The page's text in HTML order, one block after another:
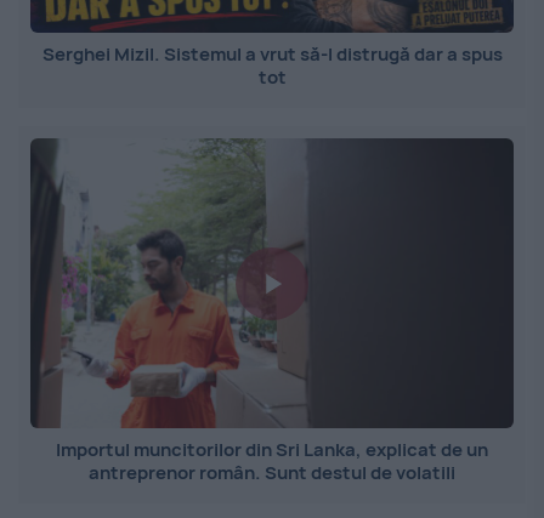
Serghei Mizil. Sistemul a vrut să-l distrugă dar a spus
tot
Importul muncitorilor din Sri Lanka, explicat de un
antreprenor român. Sunt destul de volatili